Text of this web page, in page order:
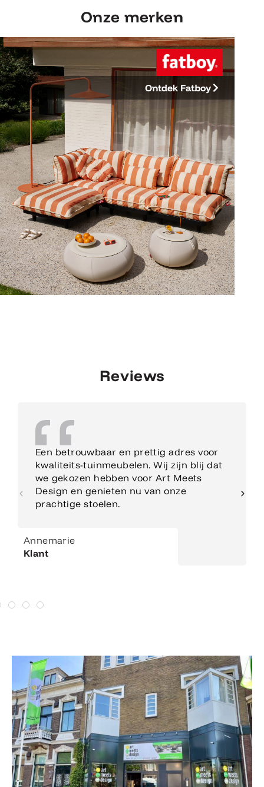
Onze merken
Ontdek Fatboy
Reviews
Een betrouwbaar en prettig adres voor
kwaliteits-tuinmeubelen. Wij zijn blij dat
we gekozen hebben voor Art Meets
Design en genieten nu van onze
prachtige stoelen.
Annemarie
Klant